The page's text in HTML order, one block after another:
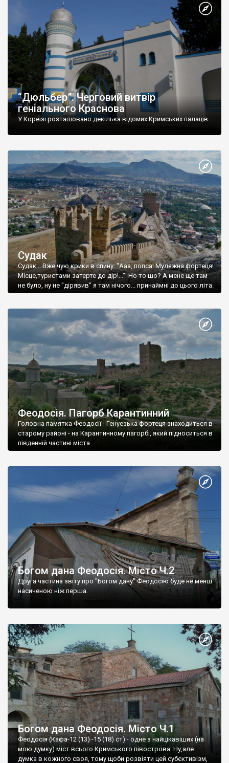
“Дюльбер”. Черговий витвір
геніального Краснова
У Кореїзі розташовано декілька відомих Кримських палаців.
Судак
Судак... Вже чую крики в спину: "Ааа, попса! Муляжна фортеця!
Місце,туристами затерте до дір!..." Но то шо? А мене ще там
не було, ну не "дірявив" я там нічого... принаймні до цього літа.
Феодосія. Пагорб Карантинний
Головна памятка Феодосії - Генуезька фортеця знаходиться в
старому районі - на Карантинному пагорбі, який підноситься в
південній частині міста.
Богом дана Феодосія. Місто Ч.2
Друга частина звіту про "Богом дану" Феодосію буде не менш
насиченою ніж перша.
Богом дана Феодосія. Місто Ч.1
Феодосія (Кафа-12 (13) -15 (18) ст) - одне з найцікавіших (на
мою думку) міст всього Кримського півострова .Ну,але
думка в кожного своя, тому щоби розвіяти цей субєктивізм,